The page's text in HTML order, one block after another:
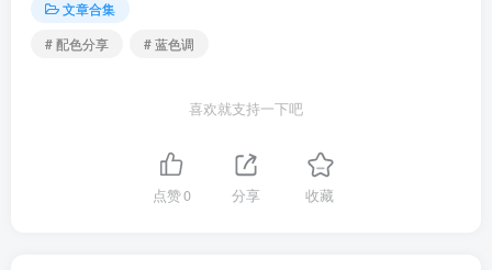
文章合集
# 配色分享
# 蓝色调
喜欢就支持一下吧
点赞0 分享 收藏